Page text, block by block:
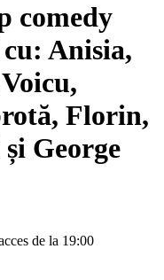
comedy
Anisia,
Florin,
George
de la 19:00